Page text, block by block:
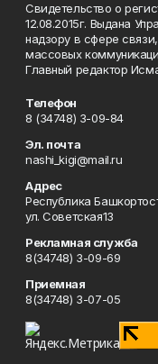
Свидетельство о
12.08.2015г. Выдана
надзору в сфере
массовых
Главный редактор
Телефон
8 (34748) 3-09-84
Эл. почта
nashi_kigi@mail.ru
Адрес
Республика
ул. Советская13
Рекламная служба
8(34748) 3-09-69
Приемная
8(34748) 3-07-05